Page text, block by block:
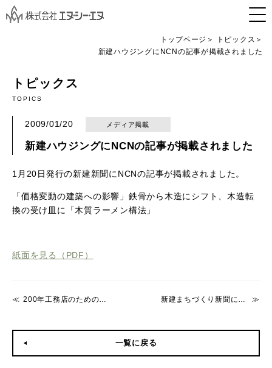
トップページ
トピックス
新建ハウジングにNCNの記事が掲載されました
トピックス
TOPICS
2009/01/20 メディア掲載
新建ハウジングにNCNの記事が掲載されました
1月20日発行の新建新聞にNCNの記事が掲載されました。
「価格変動の建築への影響」鉄骨から木造にシフト、木造転
換の受け皿に「木質ラーメン構法」
紙面を見る（PDF）
200年工務店のための「安心・安全住宅セミナー」開催！ 新建まちづくり新聞にNCNの記事が掲載されました
一覧に戻る